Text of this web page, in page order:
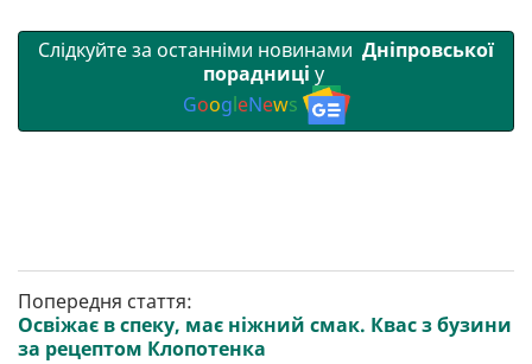
Слідкуйте за останніми новинами Дніпровської
порадниці у
GoogleNews
Попередня стаття:
Освіжає в спеку, має ніжний смак. Квас з бузини
за рецептом Клопотенка